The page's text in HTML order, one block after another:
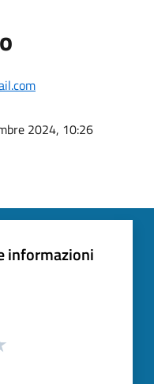
2024, 10:26
informazioni